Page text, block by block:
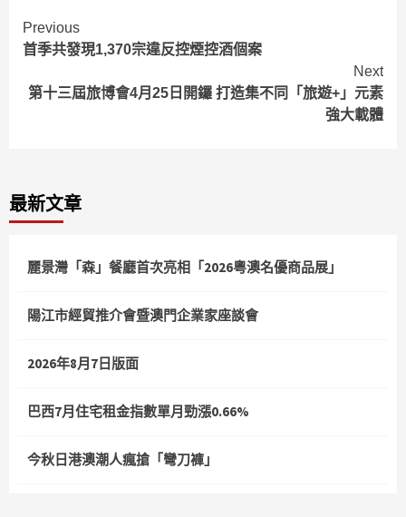
Continue
Reading
Previous
首季共發現1,370宗違反控煙控酒個案
Next
第十三屆旅博會4月25日開鑼 打造集不同「旅遊+」元素
強大載體
最新文章
麗景灣「森」餐廳首次亮相「2026粵澳名優商品展」
陽江市經貿推介會暨澳門企業家座談會
2026年8月7日版面
巴西7月住宅租金指數單月勁漲0.66%
今秋日港澳潮人瘋搶「彎刀褲」